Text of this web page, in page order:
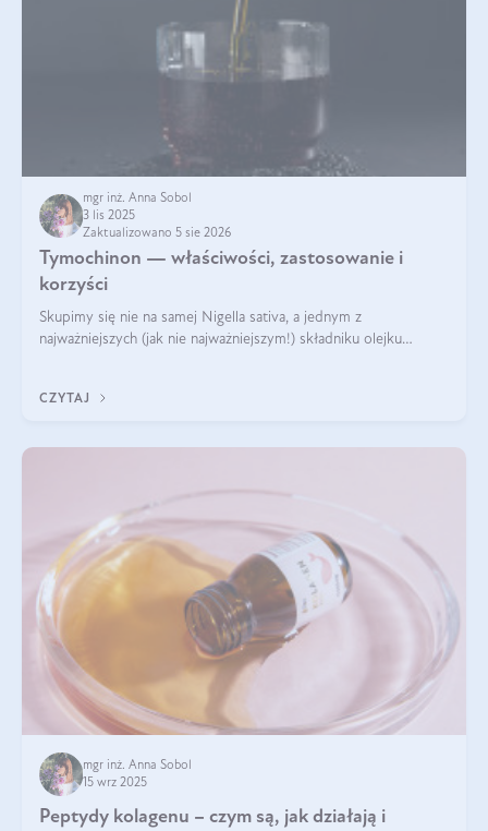
mgr inż. Anna Sobol
3 lis 2025
Zaktualizowano 5 sie 2026
Tymochinon — właściwości, zastosowanie i
korzyści
Skupimy się nie na samej Nigella sativa, a jednym z
najważniejszych (jak nie najważniejszym!) składniku olejku
CZYTAJ
mgr inż. Anna Sobol
15 wrz 2025
Peptydy kolagenu – czym są, jak działają i